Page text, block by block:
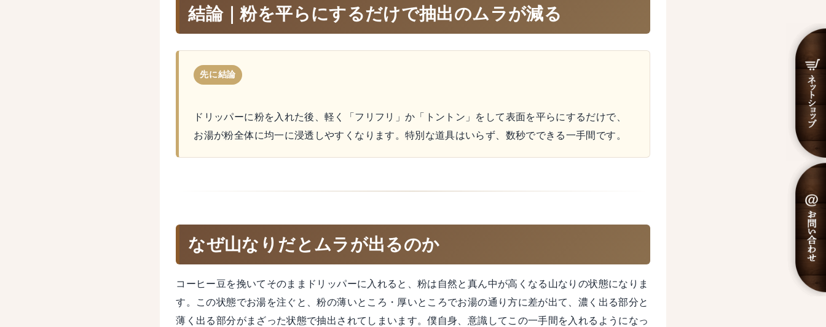
結論｜粉を平らにするだけで抽出のムラが減る
先に結論
ドリッパーに粉を入れた後、軽く「フリフリ」か「トントン」をして表面を平らにするだけで、
お湯が粉全体に均一に浸透しやすくなります。特別な道具はいらず、数秒でできる一手間です。
なぜ山なりだとムラが出るのか
コーヒー豆を挽いてそのままドリッパーに入れると、粉は自然と真ん中が高くなる山なりの状態になりま
す。この状態でお湯を注ぐと、粉の薄いところ・厚いところでお湯の通り方に差が出て、濃く出る部分と
薄く出る部分がまざった状態で抽出されてしまいます。僕自身、意識してこの一手間を入れるようになっ